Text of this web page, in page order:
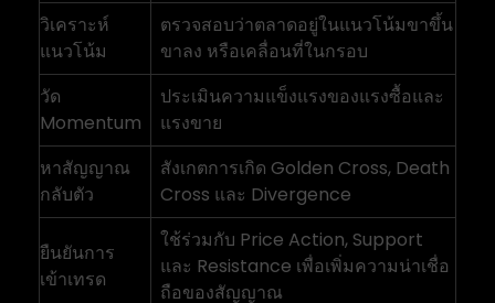
วิเคราะห์
แนวโน้ม
ตรวจสอบว่าตลาดอยู่ในแนวโน้มขาขึ้น
ขาลง หรือเคลื่อนที่ในกรอบ
วัด
Momentum
ประเมินความแข็งแรงของแรงซื้อและ
แรงขาย
หาสัญญาณ
กลับตัว
สังเกตการเกิด Golden Cross, Death
Cross และ Divergence
ยืนยันการ
เข้าเทรด
ใช้ร่วมกับ Price Action, Support
และ Resistance เพื่อเพิ่มความน่าเชื่อ
ถือของสัญญาณ